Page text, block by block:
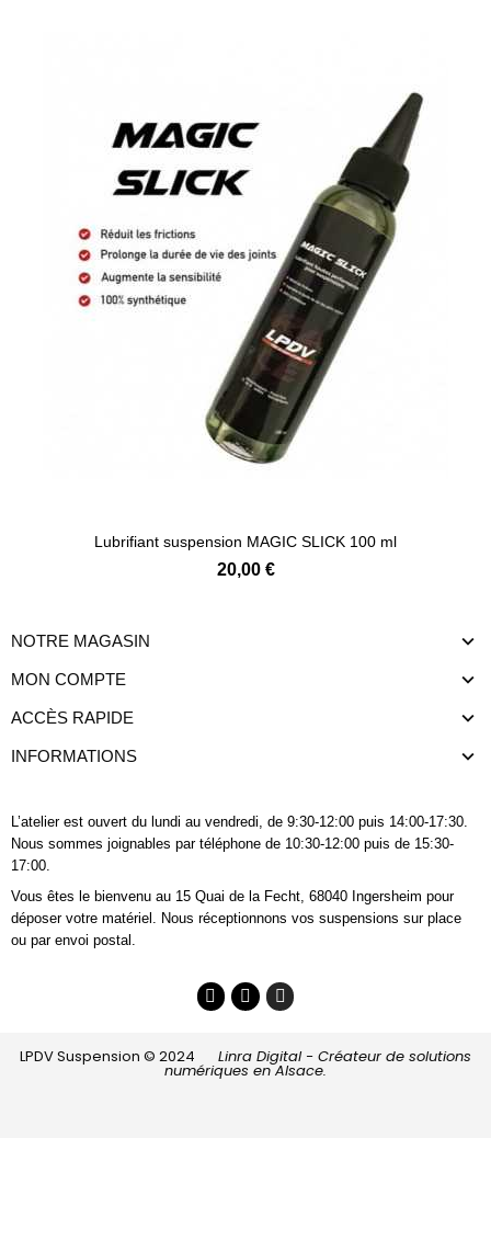
Lubrifiant suspension MAGIC SLICK 100 ml
20,00 €
NOTRE MAGASIN
MON COMPTE
ACCÈS RAPIDE
INFORMATIONS
L’atelier est ouvert du lundi au vendredi, de 9:30-12:00 puis 14:00-17:30.
Nous sommes joignables par téléphone de 10:30-12:00 puis de 15:30-
17:00.
Vous êtes le bienvenu au 15 Quai de la Fecht, 68040 Ingersheim pour
déposer votre matériel. Nous réceptionnons vos suspensions sur place
ou par envoi postal.
LPDV Suspension © 2024 Linra Digital - Créateur de solutions
numériques en Alsace.